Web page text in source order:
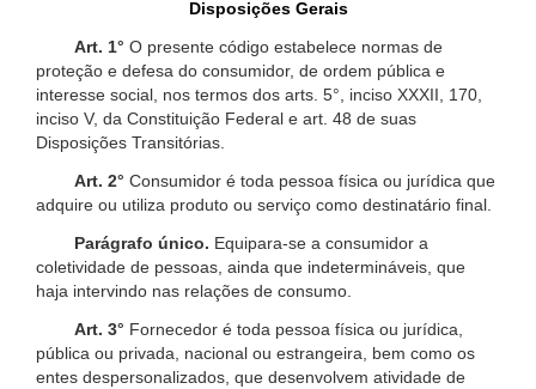
Disposições Gerais
Art. 1° O presente código estabelece normas de
proteção e defesa do consumidor, de ordem pública e
interesse social, nos termos dos arts. 5°, inciso XXXII, 170,
inciso V, da Constituição Federal e art. 48 de suas
Disposições Transitórias.
Art. 2° Consumidor é toda pessoa física ou jurídica que
adquire ou utiliza produto ou serviço como destinatário final.
Parágrafo único. Equipara-se a consumidor a
coletividade de pessoas, ainda que indetermináveis, que
haja intervindo nas relações de consumo.
Art. 3° Fornecedor é toda pessoa física ou jurídica,
pública ou privada, nacional ou estrangeira, bem como os
entes despersonalizados, que desenvolvem atividade de